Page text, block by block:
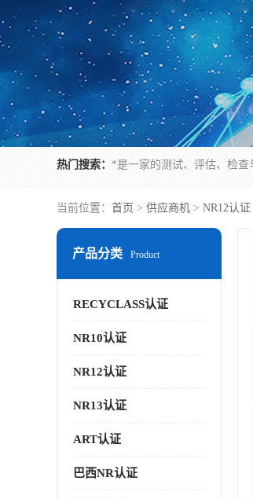
热门搜索：
当前位置： 首页 > 供应商机 > NR12认证
产品分类 Product
RECYCLASS认证
NR10认证
NR12认证
NR13认证
ART认证
巴西NR认证